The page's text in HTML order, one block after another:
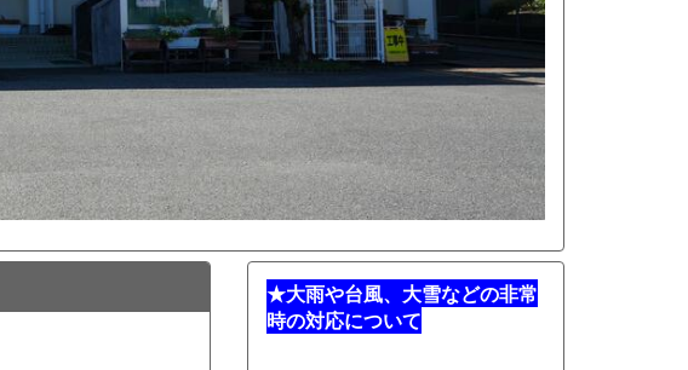
★大雨や台風、大雪などの非常
時の対応について